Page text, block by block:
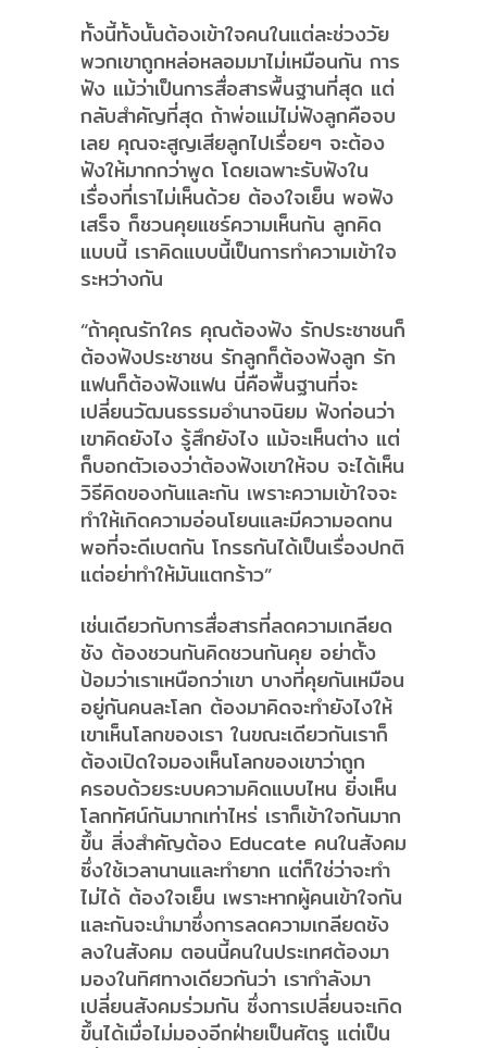
ทั้งนี้ทั้งนั้นต้องเข้าใจคนในแต่ละช่วงวัย
พวกเขาถูกหล่อหลอมมาไม่เหมือนกัน การ
ฟัง แม้ว่าเป็นการสื่อสารพื้นฐานที่สุด แต่
กลับสำคัญที่สุด ถ้าพ่อแม่ไม่ฟังลูกคือจบ
เลย คุณจะสูญเสียลูกไปเรื่อยๆ จะต้อง
ฟังให้มากกว่าพูด โดยเฉพาะรับฟังใน
เรื่องที่เราไม่เห็นด้วย ต้องใจเย็น พอฟัง
เสร็จ ก็ชวนคุยแชร์ความเห็นกัน ลูกคิด
แบบนี้ เราคิดแบบนี้เป็นการทำความเข้าใจ
ระหว่างกัน
“ถ้าคุณรักใคร คุณต้องฟัง รักประชาชนก็
ต้องฟังประชาชน รักลูกก็ต้องฟังลูก รัก
แฟนก็ต้องฟังแฟน นี่คือพื้นฐานที่จะ
เปลี่ยนวัฒนธรรมอำนาจนิยม ฟังก่อนว่า
เขาคิดยังไง รู้สึกยังไง แม้จะเห็นต่าง แต่
ก็บอกตัวเองว่าต้องฟังเขาให้จบ จะได้เห็น
วิธีคิดของกันและกัน เพราะความเข้าใจจะ
ทำให้เกิดความอ่อนโยนและมีความอดทน
พอที่จะดีเบตกัน โกรธกันได้เป็นเรื่องปกติ
แต่อย่าทำให้มันแตกร้าว”
เช่นเดียวกับการสื่อสารที่ลดความเกลียด
ชัง ต้องชวนกันคิดชวนกันคุย อย่าตั้ง
ป้อมว่าเราเหนือกว่าเขา บางที่คุยกันเหมือน
อยู่กันคนละโลก ต้องมาคิดจะทำยังไงให้
เขาเห็นโลกของเรา ในขณะเดียวกันเราก็
ต้องเปิดใจมองเห็นโลกของเขาว่าถูก
ครอบด้วยระบบความคิดแบบไหน ยิ่งเห็น
โลกทัศน์กันมากเท่าไหร่ เราก็เข้าใจกันมาก
ขึ้น สิ่งสำคัญต้อง Educate คนในสังคม
ซึ่งใช้เวลานานและทำยาก แต่ก็ใช่ว่าจะทำ
ไม่ได้ ต้องใจเย็น เพราะหากผู้คนเข้าใจกัน
และกันจะนำมาซึ่งการลดความเกลียดชัง
ลงในสังคม ตอนนี้คนในประเทศต้องมา
มองในทิศทางเดียวกันว่า เรากำลังมา
เปลี่ยนสังคมร่วมกัน ซึ่งการเปลี่ยนจะเกิด
ขึ้นได้เมื่อไม่มองอีกฝ่ายเป็นศัตรู แต่เป็น